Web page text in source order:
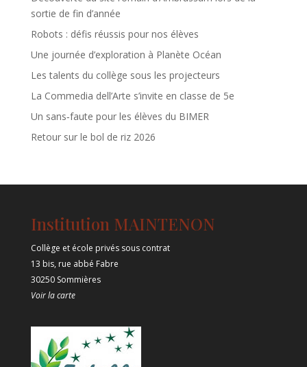
sortie de fin d’année
Robots : défis réussis pour nos élèves
Une journée d’exploration à Planète Océan
Les talents du collège sous les projecteurs
La Commedia dell’Arte s’invite en classe de 5e
Un sans‑faute pour les élèves du BIMER
Retour sur le bol de riz 2026
Institution MAINTENON
Collège et école privés sous contrat
13 bis, rue abbé Fabre
30250 Sommières
Voir la carte